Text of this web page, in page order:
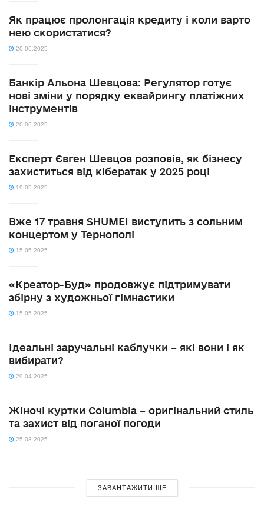
Як працює пролонгація кредиту і коли варто
нею скористатися?
20.06.2025
Банкір Альона Шевцова: Регулятор готує
нові зміни у порядку еквайрингу платіжних
інструментів
20.06.2025
Експерт Євген Шевцов розповів, як бізнесу
захиститься від кібератак у 2025 році
19.05.2025
Вже 17 травня SHUMEI виступить з сольним
концертом у Тернополі
15.05.2025
«Креатор-Буд» продовжує підтримувати
збірну з художньої гімнастики
15.05.2025
Ідеальні заручальні каблучки – які вони і як
вибирати?
29.04.2025
Жіночі куртки Columbia – оригінальний стиль
та захист від поганої погоди
25.03.2025
ЗАВАНТАЖИТИ ЩЕ